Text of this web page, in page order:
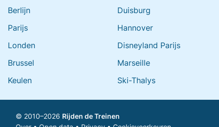
Berlijn
Parijs
Londen
Brussel
Keulen
Duisburg
Hannover
Disneyland Parijs
Marseille
Ski-Thalys
© 2010–2026 Rijden de Treinen